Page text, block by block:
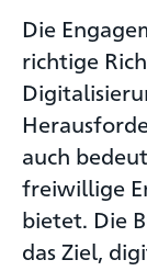
Die
richtige
auch
freiwillige
bietet. Die
das Ziel,